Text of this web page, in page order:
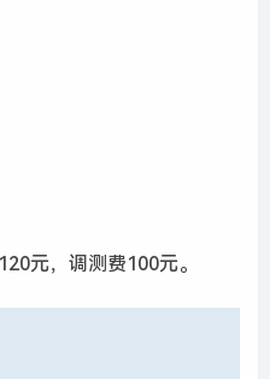
元，调测费100元。